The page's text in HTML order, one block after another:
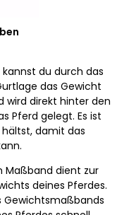
du durch das
das Gewicht
wird direkt hinter den
Pferd gelegt. Es ist
damit das
Maßband dient zur
deines Pferdes.
Gewichtsmaßbands